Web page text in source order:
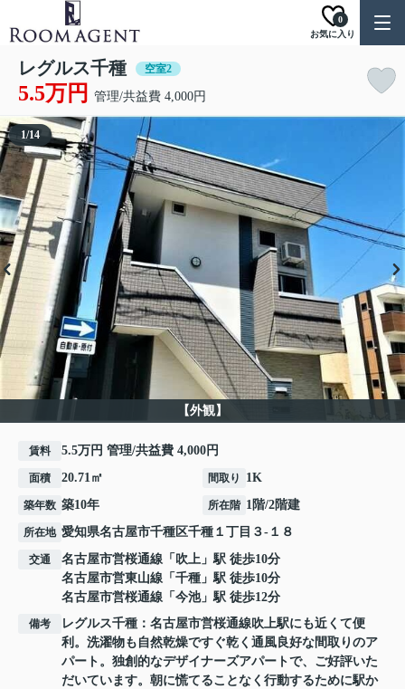
お気に入り
0
レグルス千種 空室2
5.5万円 管理/共益費 4,000円
【外観】
1/14
賃料 5.5万円 管理/共益費 4,000円
面積 20.71㎡ 間取り 1K
築年数 築10年 所在階 1階/2階建
所在地 愛知県名古屋市千種区千種 １丁目３-１８
交通 名古屋市営桜通線 「 吹上 」駅 徒歩10分
名古屋市営東山線 「 千種 」駅 徒歩10分
名古屋市営桜通線 「 今池」駅 徒歩12分
備考
レグルス千種：名古屋市営桜通線吹上駅にも近くて便
利。洗濯物も自然乾燥ですぐ乾く通風良好な間取りのア
パート。独創的なデザイナーズアパートで、ご好評いた
だいています。朝に慌てることなく行動するために駅か